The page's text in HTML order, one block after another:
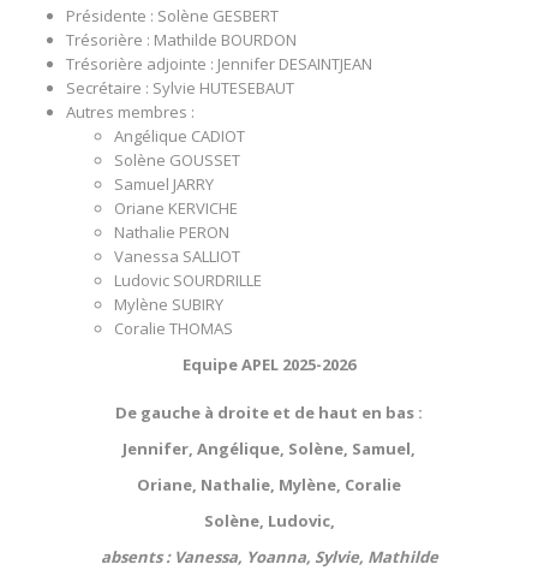
Présidente : Solène GESBERT
Trésorière : Mathilde BOURDON
Trésorière adjointe : Jennifer DESAINTJEAN
Secrétaire : Sylvie HUTESEBAUT
Autres membres :
Angélique CADIOT
Solène GOUSSET
Samuel JARRY
Oriane KERVICHE
Nathalie PERON
Vanessa SALLIOT
Ludovic SOURDRILLE
Mylène SUBIRY
Coralie THOMAS
Equipe APEL 2025-2026
De gauche à droite et de haut en bas :
Jennifer, Angélique, Solène, Samuel,
Oriane, Nathalie, Mylène, Coralie
Solène, Ludovic,
absents : Vanessa, Yoanna, Sylvie, Mathilde